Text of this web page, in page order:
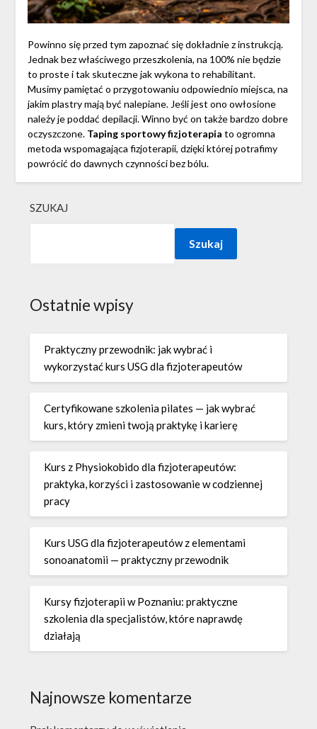
Powinno się przed tym zapoznać się dokładnie z instrukcją.
Jednak bez właściwego przeszkolenia, na 100% nie będzie
to proste i tak skuteczne jak wykona to rehabilitant.
Musimy pamiętać o przygotowaniu odpowiednio miejsca, na
jakim plastry mają być nalepiane. Jeśli jest ono owłosione
należy je poddać depilacji. Winno być on także bardzo dobre
oczyszczone. Taping sportowy fizjoterapia to ogromna
metoda wspomagająca fizjoterapii, dzięki której potrafimy
powrócić do dawnych czynności bez bólu.
SZUKAJ
Szukaj
Ostatnie wpisy
Praktyczny przewodnik: jak wybrać i
wykorzystać kurs USG dla fizjoterapeutów
Certyfikowane szkolenia pilates — jak wybrać
kurs, który zmieni twoją praktykę i karierę
Kurs z Physiokobido dla fizjoterapeutów:
praktyka, korzyści i zastosowanie w codziennej
pracy
Kurs USG dla fizjoterapeutów z elementami
sonoanatomii — praktyczny przewodnik
Kursy fizjoterapii w Poznaniu: praktyczne
szkolenia dla specjalistów, które naprawdę
działają
Najnowsze komentarze